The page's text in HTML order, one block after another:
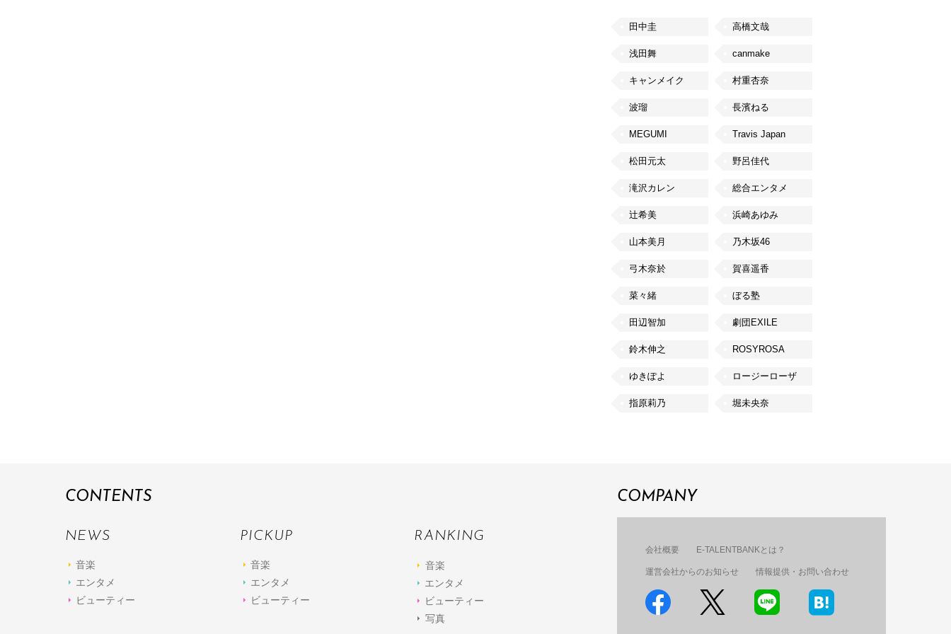
田中圭 高橋文哉
浅田舞 canmake
キャンメイク 村重杏奈
波瑠 長濱ねる
MEGUMI Travis Japan
松田元太 野呂佳代
滝沢カレン 総合エンタメ
辻希美 浜崎あゆみ
山本美月 乃木坂46
弓木奈於 賀喜遥香
菜々緒 ぼる塾
田辺智加 劇団EXILE
鈴木伸之 ROSYROSA
ゆきぽよ ロージーローザ
指原莉乃 堀未央奈
CONTENTS
NEWS
音楽
エンタメ
ビューティー
PICKUP
音楽
エンタメ
ビューティー
RANKING
音楽
エンタメ
ビューティー
写真
COMPANY
会社概要 E-TALENTBANKとは？
運営会社からのお知らせ 情報提供・お問い合わせ